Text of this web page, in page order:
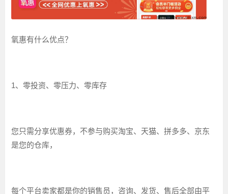
氧惠有什么优点？
1、零投资、零压力、零库存
您只需分享优惠券，不参与购买淘宝、天猫、拼多多、京东
是您的仓库，
每个平台卖家都是你的销售员，咨询、发货、售后全部由平